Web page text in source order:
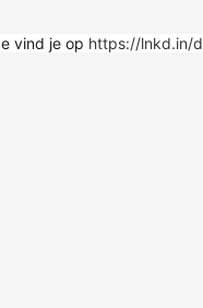
vind je op https://lnkd.in/